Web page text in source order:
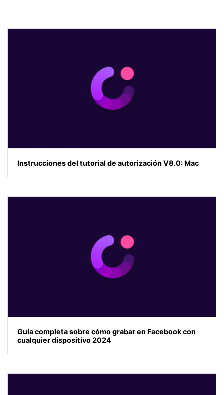
Instrucciones del tutorial de autorización V8.0: Mac
Guía completa sobre cómo grabar en Facebook con
cualquier dispositivo 2024